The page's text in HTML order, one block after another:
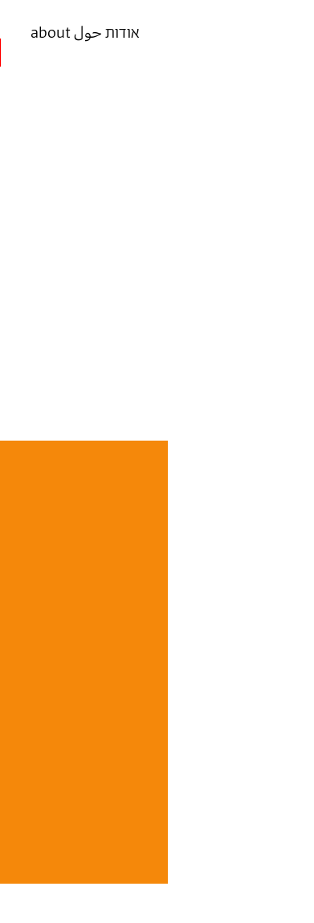
about אודות حول